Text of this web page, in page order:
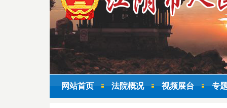
网站首页 法院概况 视频展台 专